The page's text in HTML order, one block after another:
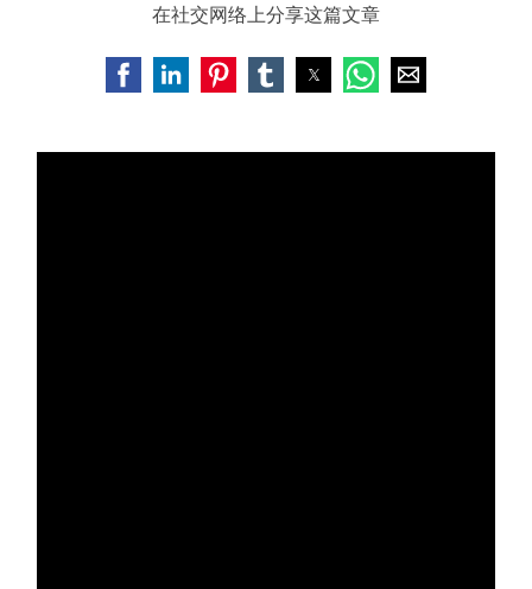
在社交网络上分享这篇文章